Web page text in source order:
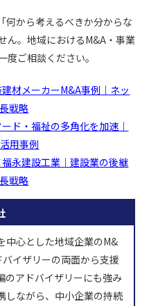
何から考えるべきか分からな
ん。地域におけるM&A・事業
ご相談ください。
材メーカーM&A事例｜ネッ
戦略
ド・福祉の多角化を加速｜
用事例
永建設工業｜建設業の後継
戦略
中心とした地域企業のM&
イザリーの両面から支援
のアドバイザリーにも強み
しながら、中小企業の持続